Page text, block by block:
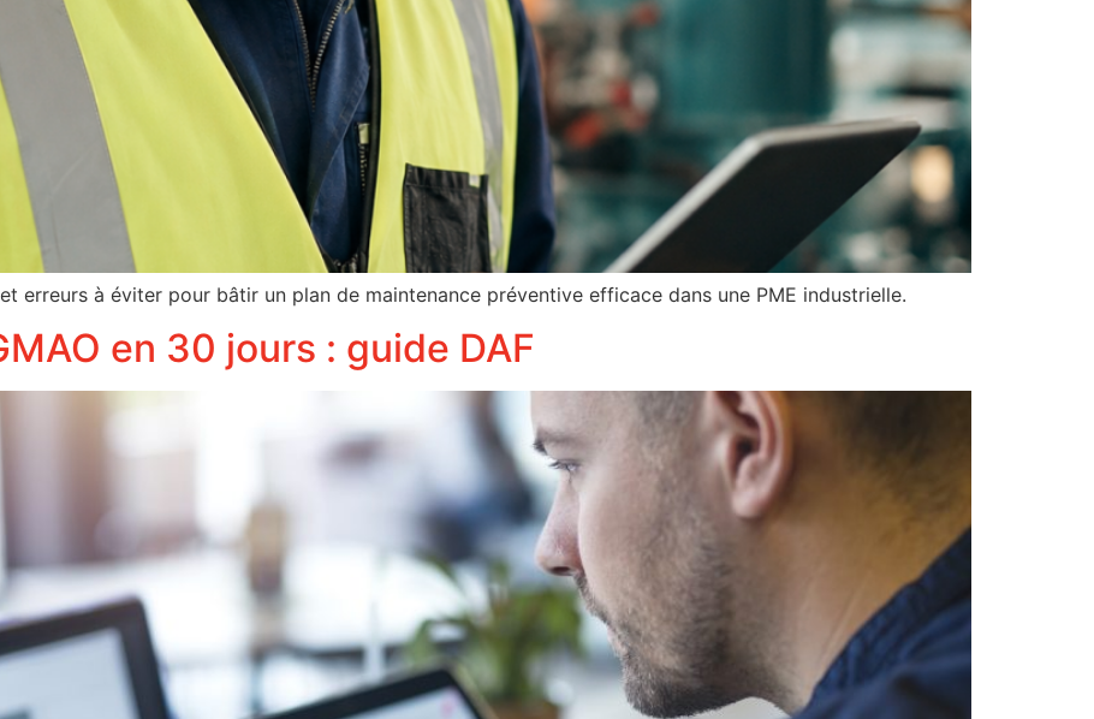
erreurs à éviter pour bâtir un plan de maintenance préventive efficace dans une PME industrielle.
en 30 jours : guide DAF